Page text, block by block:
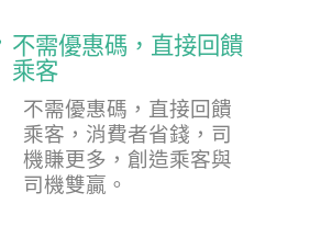
不需優惠碼，直接回饋
乘客
不需優惠碼，直接回饋
乘客，消費者省錢，司
機賺更多，創造乘客與
司機雙贏。